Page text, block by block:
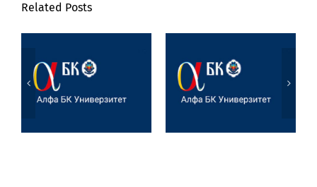
Related Posts
Jezik, književnost
i veštačka
Marijane
Joksimović
Univerzitetu u